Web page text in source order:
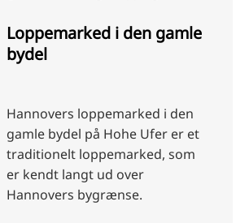
Loppemarked i den gamle
bydel
Hannovers loppemarked i den
gamle bydel på Hohe Ufer er et
traditionelt loppemarked, som
er kendt langt ud over
Hannovers bygrænse.